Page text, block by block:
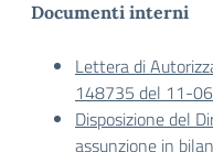
Documenti interni
Lettera di
148735 del 11-
Disposizione del
assunzione in